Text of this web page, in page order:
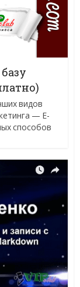
видов
— E-
способов